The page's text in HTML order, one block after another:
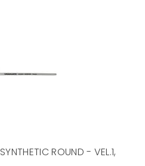
ROUND - VEL.1,